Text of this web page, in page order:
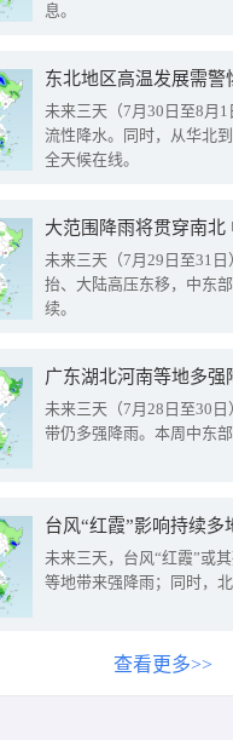
息。
东北地区高温发展需
未来三天（7月30日至8月
流性降水。同时，从华北
全天候在线。
大范围降雨将贯穿南
未来三天（7月29日至31
抬、大陆高压东移，中东
续。
广东湖北河南等地多
未来三天（7月28日至30
带仍多强降雨。本周中东
台风“红霞”影响持续
未来三天，台风“红霞”或
等地带来强降雨；同时，
查看更多>>